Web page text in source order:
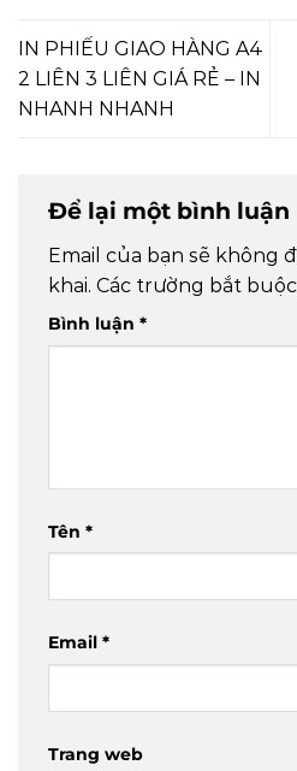
IN PHIẾU GIAO HÀNG A4
2 LIÊN 3 LIÊN GIÁ RẺ – IN
NHANH NHANH
Để lại một bình luận
Email của bạn sẽ không
khai. Các trường bắt
Bình luận *
Tên *
Email *
Trang web